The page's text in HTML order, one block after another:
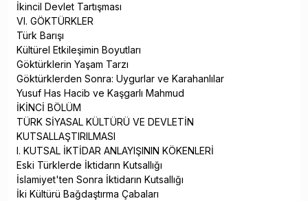
İkincil Devlet Tartışması
VI. GÖKTÜRKLER
Türk Barışı
Kültürel Etkileşimin Boyutları
Göktürklerin Yaşam Tarzı
Göktürklerden Sonra: Uygurlar ve Karahanlılar
Yusuf Has Hacib ve Kaşgarlı Mahmud
İKİNCİ BÖLÜM
TÜRK SİYASAL KÜLTÜRÜ VE DEVLETİN
KUTSALLAŞTIRILMASI
I. KUTSAL İKTİDAR ANLAYIŞININ KÖKENLERİ
Eski Türklerde İktidarın Kutsallığı
İslamiyet'ten Sonra İktidarın Kutsallığı
İki Kültürü Bağdaştırma Çabaları